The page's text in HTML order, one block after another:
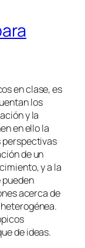
en clase, es
los
y la
en ello la
de un
y a la
pueden
acerca de
de ideas.